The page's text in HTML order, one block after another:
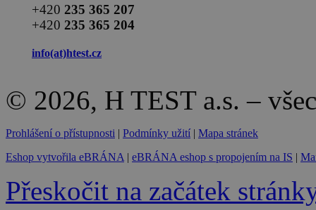
+420 235 365 207
+420 235 365 204
info(at)htest.cz
© 2026, H TEST a.s. –
Prohlášení o přístupnosti | Podmínky užití | Mapa stránek
Eshop vytvořila eBRÁNA | eBRÁNA eshop s propojením na IS |
Přeskočit na začátek